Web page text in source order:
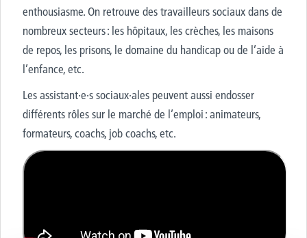
enthousiasme. On retrouve des travailleurs sociaux dans de
nombreux secteurs : les hôpitaux, les crèches, les maisons
de repos, les prisons, le domaine du handicap ou de l’aide à
l’enfance, etc.
Les assistant·e·s sociaux·ales peuvent aussi endosser
différents rôles sur le marché de l’emploi : animateurs,
formateurs, coachs, job coachs, etc.